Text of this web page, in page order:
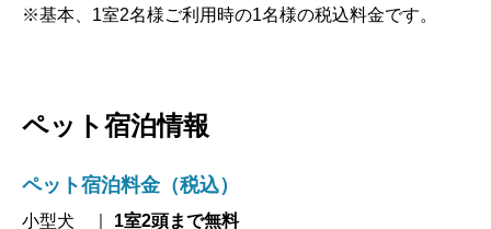
※基本、1室2名様ご利用時の1名様の税込料金です。
ペット宿泊情報
ペット宿泊料金（税込）
小型犬 ｜ 1室2頭まで無料